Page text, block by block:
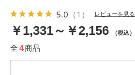
5.0 （1） レビューを見る
￥1,331～￥2,156 （税込）
全 4商品